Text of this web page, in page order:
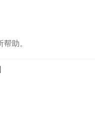
助。